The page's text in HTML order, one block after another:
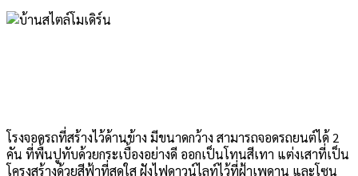
โรงจอดรถที่สร้างไว้ด้านข้าง มีขนาดกว้าง สามารถจอดรถยนต์ได้ 2
คัน ที่พื้นปูทับด้วยกระเบื้องอย่างดี ออกเป็นโทนสีเทา แต่งเสาที่เป็น
โครงสร้างด้วยสีฟ้าที่สดใส ฝังไฟดาวน์ไลท์ไว้ที่ฝ้าเพดาน และโซน